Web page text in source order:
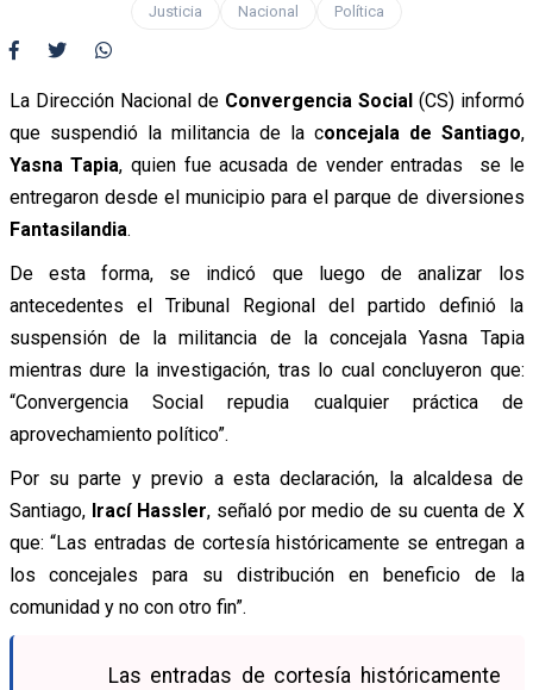
Justicia Nacional Política
La Dirección Nacional deConvergencia Social(CS) informó
que suspendió la militancia de la concejala de Santiago,
Yasna Tapia, quien fue acusada de vender entradas se le
entregaron desde el municipio para el parque de diversiones
Fantasilandia.
De esta forma, se indicó que luego de analizar los
antecedentes el Tribunal Regional del partido definió la
suspensión de la militancia de la concejala Yasna Tapia
mientras dure la investigación, tras lo cual concluyeron que:
“Convergencia Social repudia cualquier práctica de
aprovechamiento político”.
Por su parte y previo a esta declaración, la alcaldesa de
Santiago, Irací Hassler, señaló por medio de su cuenta de X
que: “Las entradas de cortesía históricamente se entregan a
los concejales para su distribución en beneficio de la
comunidad y no con otro fin”.
Las entradas de cortesía históricamente